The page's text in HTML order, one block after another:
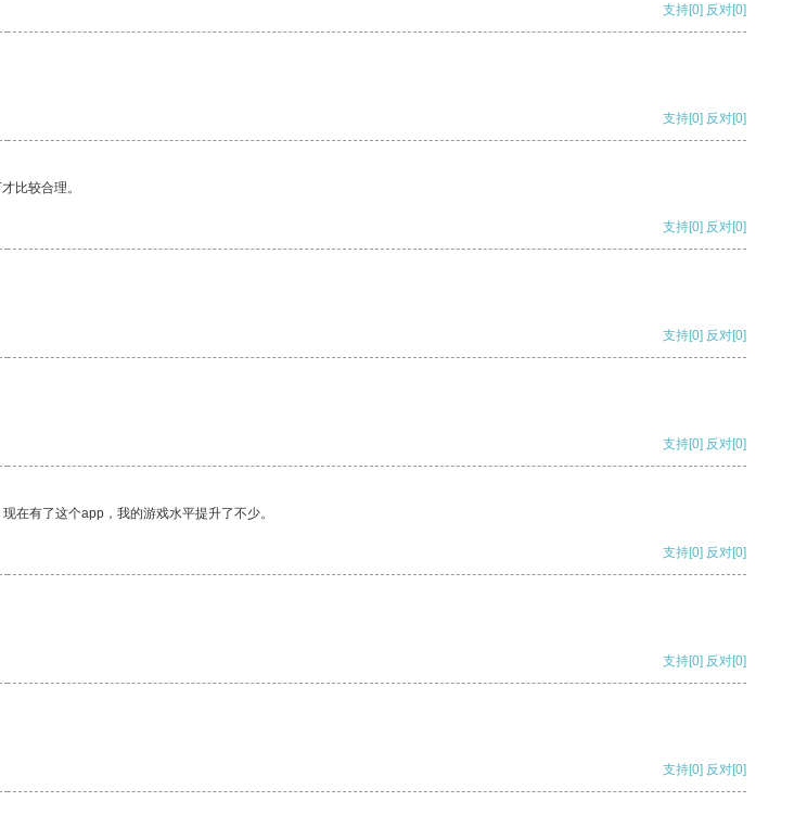
支持[0] 反对[0]
支持[0] 反对[0]
比较合理。
支持[0] 反对[0]
支持[0] 反对[0]
支持[0] 反对[0]
在有了这个app，我的游戏水平提升了不少。
支持[0] 反对[0]
支持[0] 反对[0]
支持[0] 反对[0]